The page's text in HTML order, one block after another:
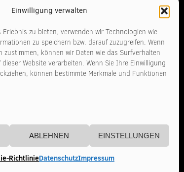
Einwilligung verwalten
zu bieten, verwenden wir Technologien wie
zu speichern bzw. darauf zuzugreifen. Wenn
zustimmen, können wir Daten wie das Surfverhalten
Website verarbeiten. Wenn Sie Ihre Einwilligung
können bestimmte Merkmale und Funktionen
ABLEHNEN EINSTELLUNGEN
RichtlinieDatenschutzImpressum